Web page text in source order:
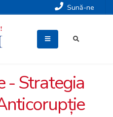
Sună-ne
- Strategia